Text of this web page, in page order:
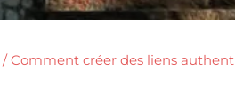
/ Comment créer des liens